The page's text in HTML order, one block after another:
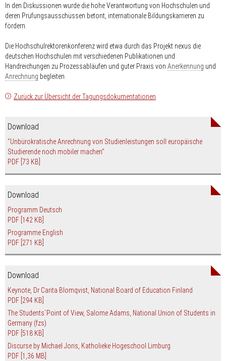
In den Diskussionen wurde die hohe Verantwortung von Hochschulen und
deren Prüfungsausschüssen betont, internationale Bildungskarrieren zu
fördern.
Die Hochschulrektorenkonferenz wird etwa durch das Projekt nexus die
deutschen Hochschulen mit verschiedenen Publikationen und
Handreichungen zu Prozessabläufen und guter Praxis von Anerkennung und
Anrechnung begleiten.
Zurück zur Übersicht der Tagungsdokumentationen
Download
"Unbürokratische Anrechnung von Studienleistungen soll europäische
Studierende noch mobiler machen"
PDF [73 KB]
Download
Programm Deutsch
PDF [142 KB]
Programme English
PDF [271 KB]
Download
Keynote, Dr Carita Blomqvist, National Board of Education Finland
PDF [294 KB]
The Students`Point of View, Salome Adams, National Union of Students in
Germany (fzs)
PDF [518 KB]
Discurse by Michael Joris, Katholieke Hogeschool Limburg
PDF [1,36 MB]